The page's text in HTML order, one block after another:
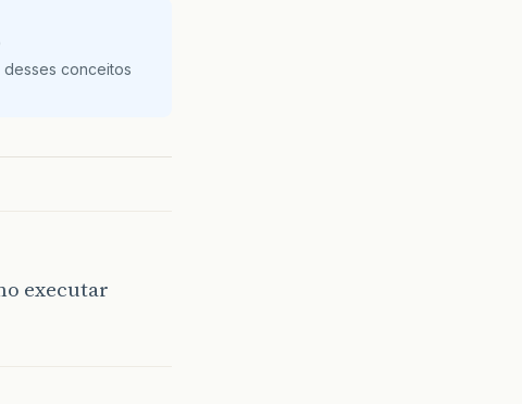
conceitos
executar